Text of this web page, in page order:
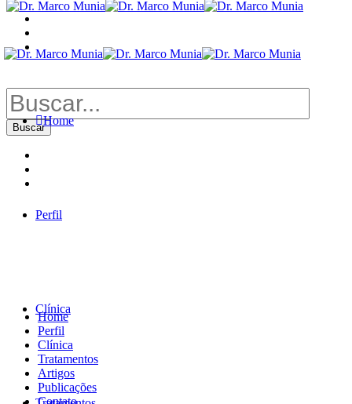
Buscar
por:
Home
Perfil
Clínica
Home
Perfil
Clínica
Tratamentos
Artigos
Publicações
Contato